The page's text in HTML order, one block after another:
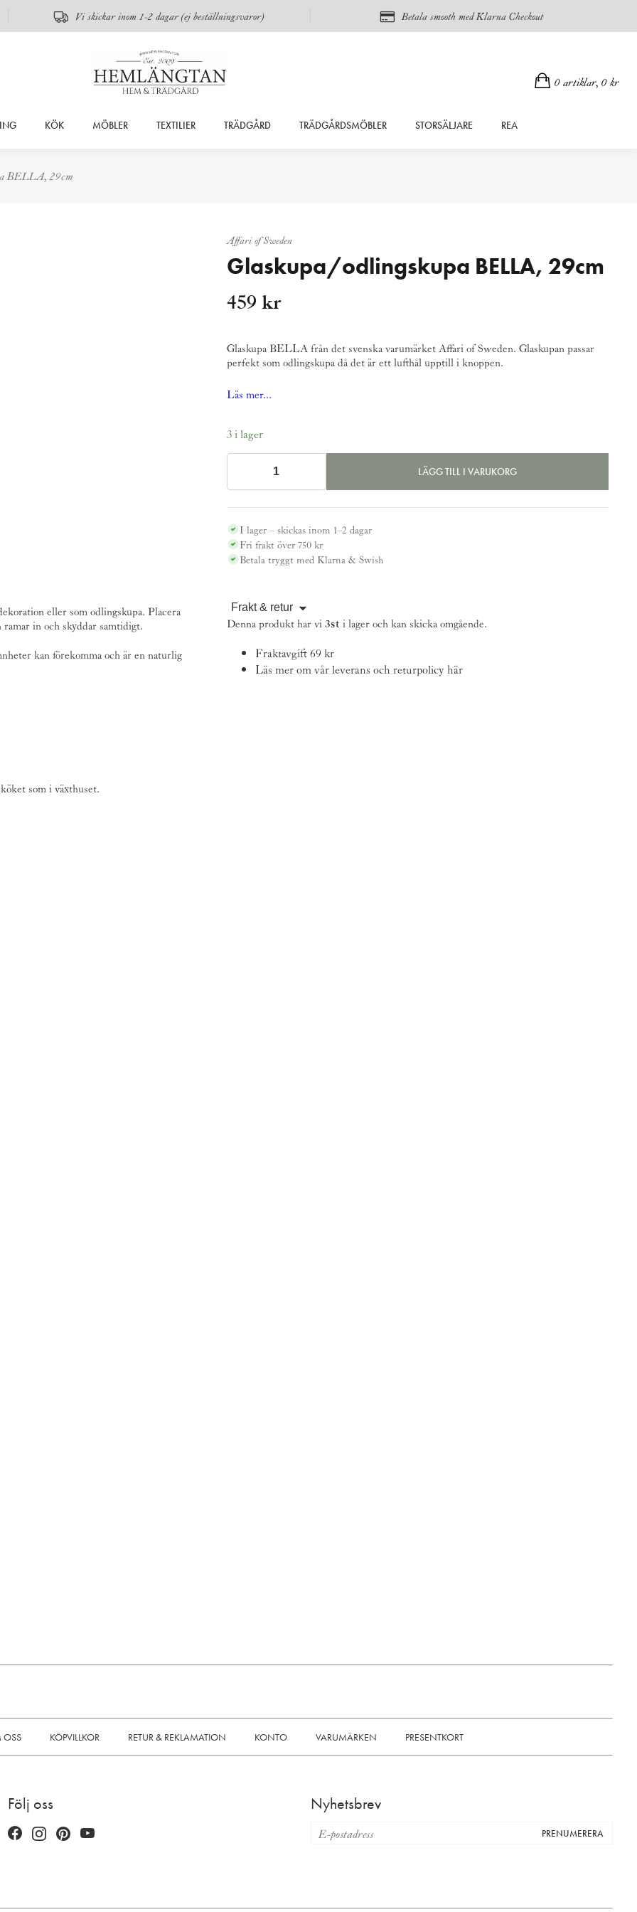
Vi skickar inom 1-2 dagar (ej beställningsvaror) Betala smooth med Klarna Checkout
0 artiklar, 0kr
KÖK MÖBLER TEXTILIER TRÄDGÅRD TRÄDGÅRDSMÖBLER STORSÄLJARE REA
BELLA, 29cm
Affari of Sweden
Glaskupa/odlingskupa BELLA, 29cm
459 kr
Glaskupa BELLA från det svenska varumärket Affari of Sweden. Glaskupan passar
perfekt som odlingskupa då det är ett lufthål upptill i knoppen.
Läs mer...
3 i lager
Glaskupa/odlingskupa
BELLA,
29cm
mängd
LÄGG TILL I VARUKORG
I lager – skickas inom 1–2 dagar
Fri frakt över 750 kr
Betala tryggt med Klarna & Swish
eller som odlingskupa. Placera
in och skyddar samtidigt.
kan förekomma och är en naturlig
som i växthuset.
Frakt & retur
Denna produkt har vi3st i lager och kan skicka omgående.
Fraktavgift 69 kr
Läs mer om vår leverans och returpolicyhär
KÖPVILLKOR RETUR & REKLAMATION KONTO VARUMÄRKEN PRESENTKORT
Följ oss Nyhetsbrev
PRENUMERERA